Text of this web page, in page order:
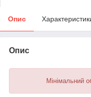
Опис
Опис
Мінімальний